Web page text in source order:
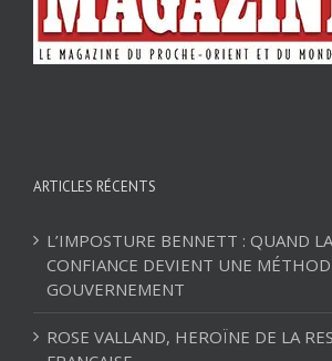
ARTICLES RÉCENTS
L’IMPOSTURE BENNETT : QUAND
CONFIANCE DEVIENT UNE
GOUVERNEMENT
ROSE VALLAND, HEROÏNE DE LA